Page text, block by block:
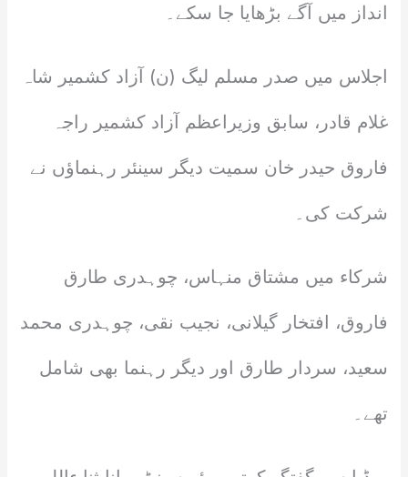
انداز میں آگے بڑھایا جا سکے۔
اجلاس میں صدر مسلم لیگ (ن) آزاد کشمیر شاہ
غلام قادر، سابق وزیراعظم آزاد کشمیر راجہ
فاروق حیدر خان سمیت دیگر سینئر رہنماؤں نے
شرکت کی۔
شرکاء میں مشتاق منہاس، چوہدری طارق
فاروق، افتخار گیلانی، نجیب نقی، چوہدری محمد
سعید، سردار طارق اور دیگر رہنما بھی شامل
تھے۔